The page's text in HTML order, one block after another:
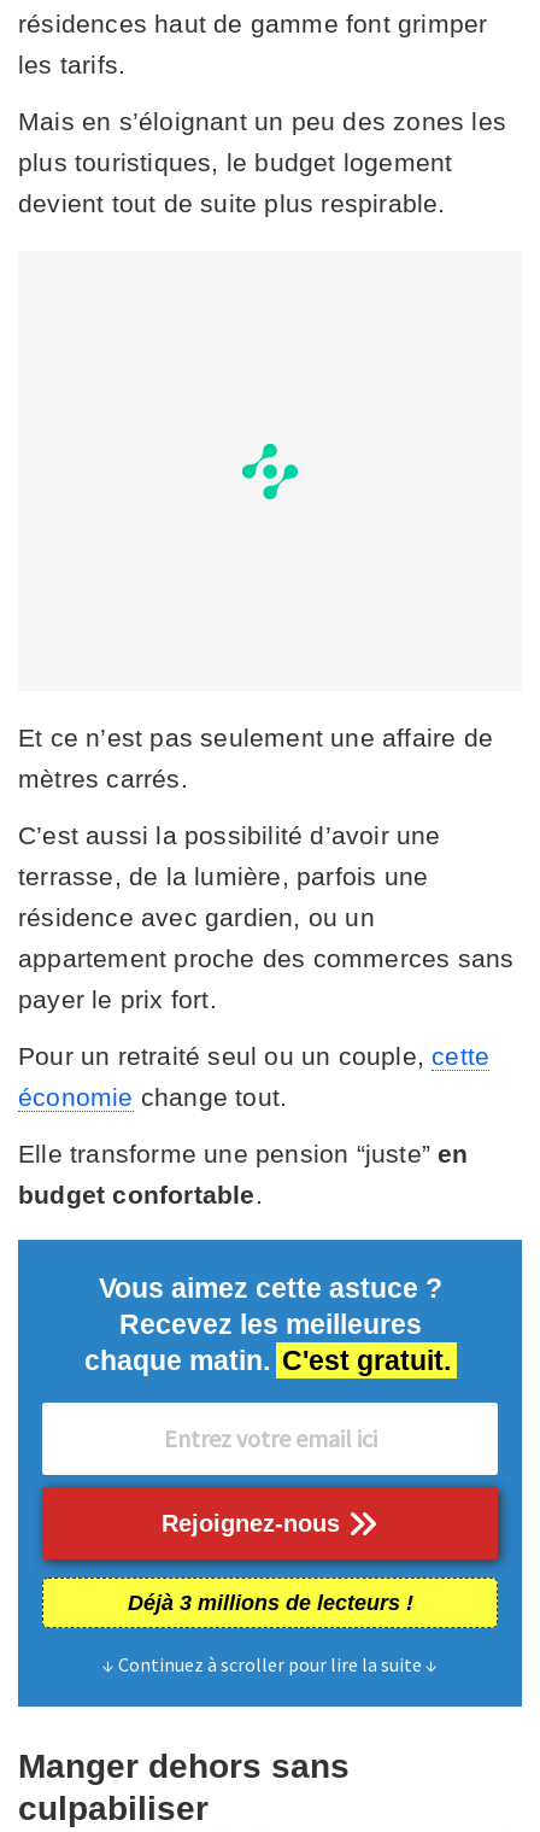
résidences haut de gamme font grimper
les tarifs.
Mais en s’éloignant un peu des zones les
plus touristiques, le budget logement
devient tout de suite plus respirable.
Et ce n’est pas seulement une affaire de
mètres carrés.
C’est aussi la possibilité d’avoir une
terrasse, de la lumière, parfois une
résidence avec gardien, ou un
appartement proche des commerces sans
payer le prix fort.
Pour un retraité seul ou un couple, cette
économie change tout.
Elle transforme une pension “juste”en
budget confortable.
Vous aimez cette astuce ?
Recevez les meilleures
chaque matin. C'est gratuit.
Rejoignez-nous
Déjà 3 millions de lecteurs !
↓ Continuez à scroller pour lire la suite ↓
Manger dehors sans
culpabiliser